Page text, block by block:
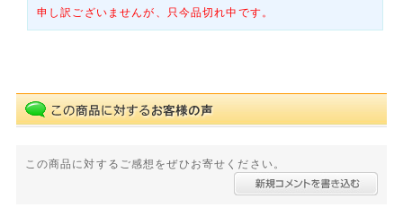
申し訳ございませんが、只今品切れ中です。
この商品に対するご感想をぜひお寄せください。